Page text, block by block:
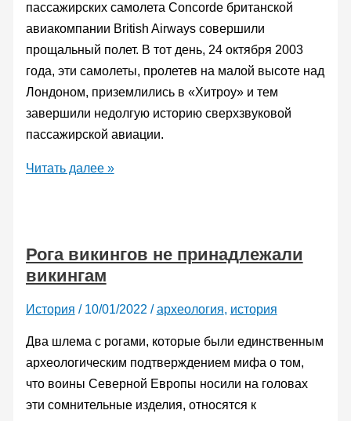
пассажирских самолета Concorde британской
авиакомпании British Airways совершили
прощальный полет. В тот день, 24 октября 2003
года, эти самолеты, пролетев на малой высоте над
Лондоном, приземлились в «Хитроу» и тем
завершили недолгую историю сверхзвуковой
пассажирской авиации.
Включите
на
смену
и
Ту-144
новые
реактивные
пассажирские
Читать далее »
Рога викингов не принадлежали
викингам
История / 10/01/2022 /археология, история
Два шлема с рогами, которые были единственным
археологическим подтверждением мифа о том,
что воины Северной Европы носили на головах
эти сомнительные изделия, относятся к